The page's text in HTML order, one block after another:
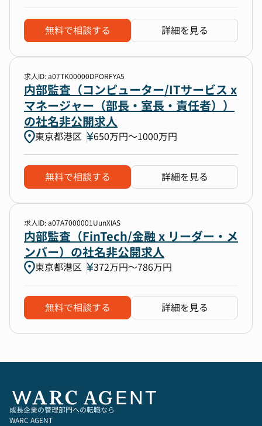
無料で相談する 詳細を見る
求人ID: a07TK00000DPORFYA5
内部監査（コンピューター/ITサービス x
マネージャー（部長・室長・責任者））
の社名非公開求人
東京都港区 650万円〜1000万円
無料で相談する 詳細を見る
求人ID: a07A7000001UunXIAS
内部監査（FinTech/金融 x リーダー・メ
ンバー）の社名非公開求人
東京都港区 372万円〜786万円
無料で相談する 詳細を見る
成長企業の管理部門への転職なら
WARC AGENT